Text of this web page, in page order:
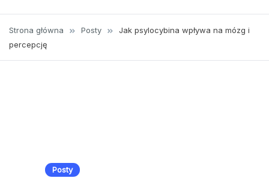
Strona główna Posty
Jak psylocybina wpływa na mózg i
percepcję
Posty